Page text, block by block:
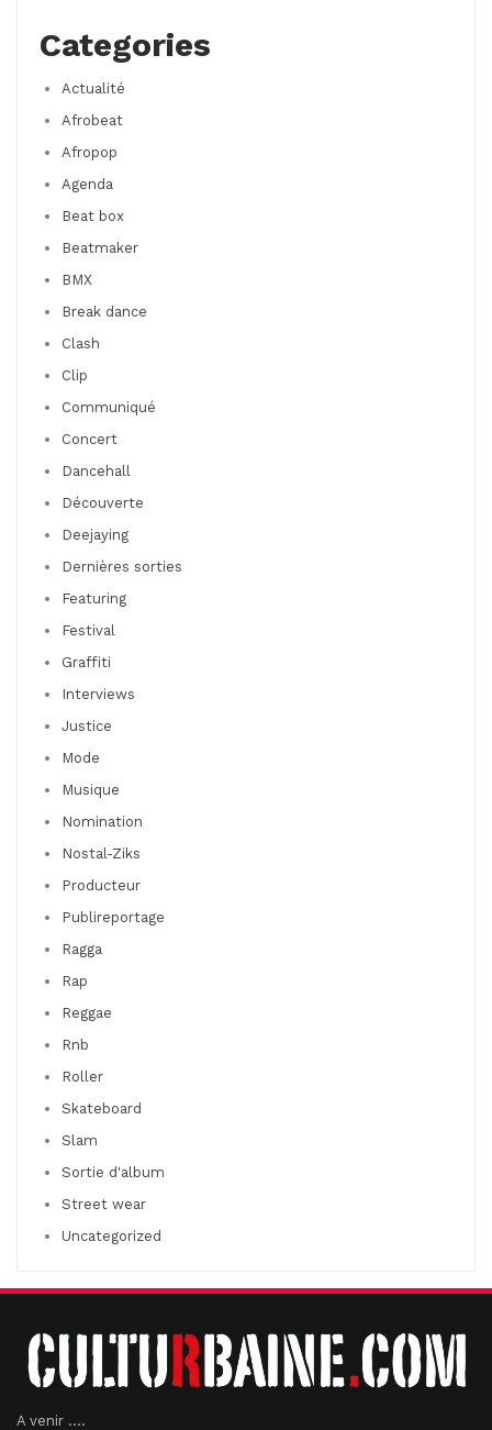
Categories
Actualité
Afrobeat
Afropop
Agenda
Beat box
Beatmaker
BMX
Break dance
Clash
Clip
Communiqué
Concert
Dancehall
Découverte
Deejaying
Dernières sorties
Featuring
Festival
Graffiti
Interviews
Justice
Mode
Musique
Nomination
Nostal-Ziks
Producteur
Publireportage
Ragga
Rap
Reggae
Rnb
Roller
Skateboard
Slam
Sortie d'album
Street wear
Uncategorized
A venir ....